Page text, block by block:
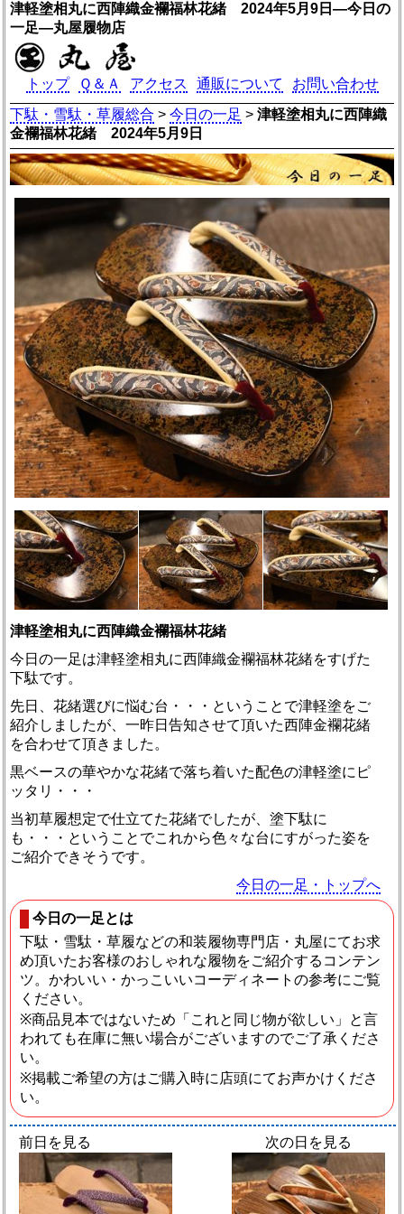
津軽塗相丸に西陣織金襴福林花緒 2024年5月9日―今日の
一足―丸屋履物店
トップ Ｑ＆Ａ アクセス 通販について
お問い合わせ
下駄・雪駄・草履総合 >今日の一足 >津軽塗相丸に西陣織
金襴福林花緒 2024年5月9日
津軽塗相丸に西陣織金襴福林花緒
今日の一足は津軽塗相丸に西陣織金襴福林花緒をすげた
下駄です。
先日、花緒選びに悩む台・・・ということで津軽塗をご
紹介しましたが、一昨日告知させて頂いた西陣金襴花緒
を合わせて頂きました。
黒ベースの華やかな花緒で落ち着いた配色の津軽塗にピ
ッタリ・・・
当初草履想定で仕立てた花緒でしたが、塗下駄に
も・・・ということでこれから色々な台にすがった姿を
ご紹介できそうです。
今日の一足・トップへ
今日の一足とは
下駄・雪駄・草履などの和装履物専門店・丸屋にてお求
め頂いたお客様のおしゃれな履物をご紹介するコンテン
ツ。かわいい・かっこいいコーディネートの参考にご覧
ください。
※商品見本ではないため「これと同じ物が欲しい」と言
われても在庫に無い場合がございますのでご了承くださ
い。
※掲載ご希望の方はご購入時に店頭にてお声かけくださ
い。
前日を見る 次の日を見る